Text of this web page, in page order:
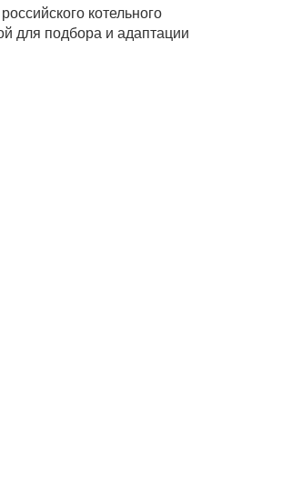
котельного
для подбора и адаптации